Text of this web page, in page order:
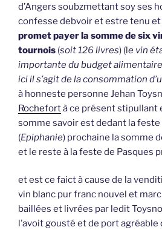
d’Angers soubzmettant soy ses
confesse debvoir et estre tenu
promet payer la somme de six
tournois (soit 126 livres) (le vin
importante du budget
ici il s’agit de la consommation
à honneste personne Jehan
Rochefortà ce présent stipullant
somme savoir est dedant la feste
(Epiphanie) prochaine la somme
et le reste à la feste de Pasques
et est ce faict à cause de la
vin blanc pur franc nouvel et
baillées et livrées par ledit
l’avoit gousté et de port agréable